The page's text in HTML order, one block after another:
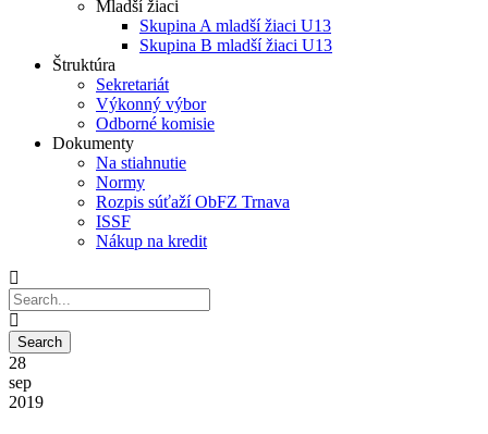
Mladší žiaci
Skupina A mladší žiaci U13
Skupina B mladší žiaci U13
Štruktúra
Sekretariát
Výkonný výbor
Odborné komisie
Dokumenty
Na stiahnutie
Normy
Rozpis súťaží ObFZ Trnava
ISSF
Nákup na kredit
28
sep
2019